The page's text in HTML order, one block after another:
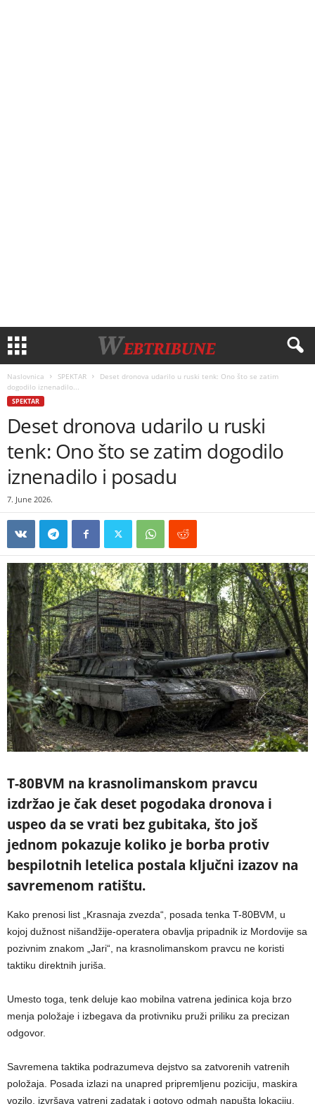
Naslovnica SPEKTAR
Deset dronova udarilo u ruski tenk: Ono što se zatim
dogodilo iznenadilo...
SPEKTAR
Deset dronova udarilo u ruski
tenk: Ono što se zatim dogodilo
iznenadilo i posadu
7. June 2026.
T-80BVM na krasnolimanskom pravcu
izdržao je čak deset pogodaka dronova i
uspeo da se vrati bez gubitaka, što još
jednom pokazuje koliko je borba protiv
bespilotnih letelica postala ključni izazov na
savremenom ratištu.
Kako prenosi list „Krasnaja zvezda“, posada tenka T-80BVM, u
kojoj dužnost nišandžije-operatera obavlja pripadnik iz Mordovije sa
pozivnim znakom „Jari“, na krasnolimanskom pravcu ne koristi
taktiku direktnih juriša.
Umesto toga, tenk deluje kao mobilna vatrena jedinica koja brzo
menja položaje i izbegava da protivniku pruži priliku za precizan
odgovor.
Savremena taktika podrazumeva dejstvo sa zatvorenih vatrenih
položaja. Posada izlazi na unapred pripremljenu poziciju, maskira
vozilo, izvršava vatreni zadatak i gotovo odmah napušta lokaciju.